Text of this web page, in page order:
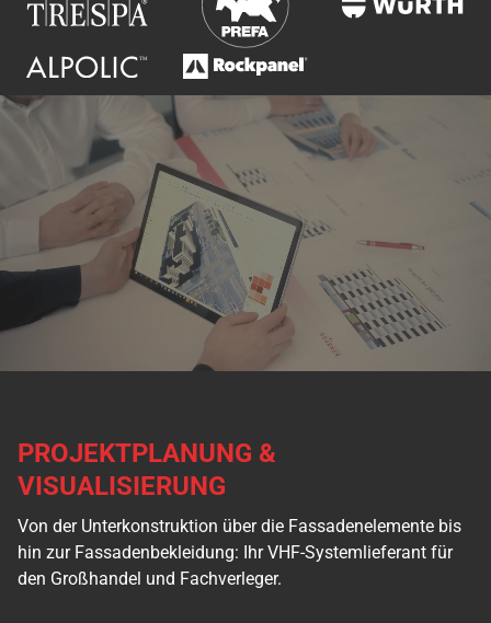
PROJEKTPLANUNG &
VISUALISIERUNG
Von der Unterkonstruktion über die Fassadenelemente bis
hin zur Fassadenbekleidung: Ihr VHF-Systemlieferant für
den Großhandel und Fachverleger.